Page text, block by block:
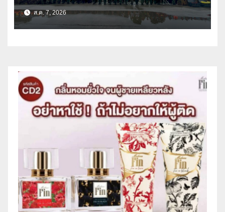
ด้านการบรรเทาสาธารณภัย
ส.ค. 7, 2026